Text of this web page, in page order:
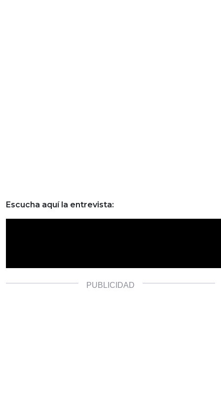
Escucha aquí la entrevista: